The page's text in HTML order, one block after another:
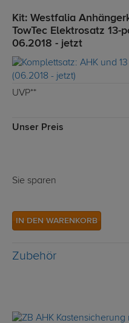
Kit: Westfalia
TowTec Elektrosatz 13-
06.2018 - jetzt
UVP**
Unser Preis
Sie sparen
IN DEN WARENKORB
Zubehör